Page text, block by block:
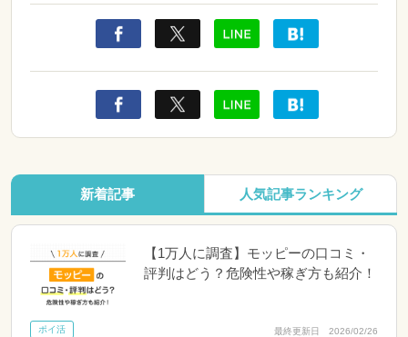
新着記事 人気記事ランキング
【1万人に調査】モッピーの口コミ・
評判はどう？危険性や稼ぎ方も紹介！
ポイ活 最終更新日 2026/02/26